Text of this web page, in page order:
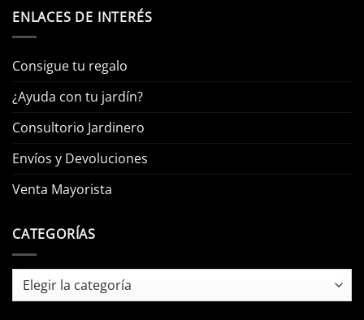
ENLACES DE INTERÉS
Consigue tu regalo
¿Ayuda con tu jardín?
Consultorio Jardinero
Envíos y Devoluciones
Venta Mayorista
CATEGORÍAS
Categorías